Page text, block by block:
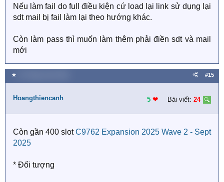
Nếu làm fail do full điều kiện cứ load lại link sử dụng lại
sdt mail bị fail làm lại theo hướng khác.
Còn làm pass thì muốn làm thêm phải điền sdt và mail
mới
★ #15
Hoangthiencanh 5 ❤︎ Bài viết: 24
Còn gần 400 slotC9762 Expansion 2025 Wave 2 - Sept
2025
* Đối tượng